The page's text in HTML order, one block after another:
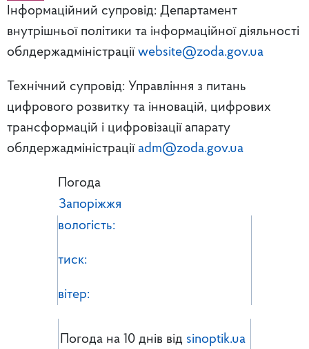
Інформаційний супровід: Департамент
внутрішньої політики та інформаційної діяльності
облдержадміністрації website@zoda.gov.ua
Технічний супровід: Управління з питань
цифрового розвитку та інновацій, цифрових
трансформацій і цифровізації апарату
облдержадміністрації adm@zoda.gov.ua
Погода
Запоріжжя
вологість:
тиск:
вітер:
Погода на 10 днів від sinoptik.ua